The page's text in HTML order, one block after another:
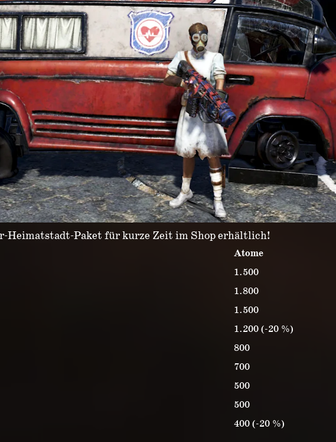
Heimatstadt-Paket für kurze Zeit im Shop erhältlich!
Atome
1.500
1.800
1.500
1.200 (-20 %)
800
700
500
500
400 (-20 %)